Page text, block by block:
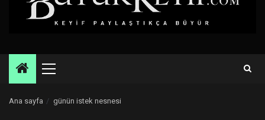
Primary
Ana sayfa günün istek nesnesi